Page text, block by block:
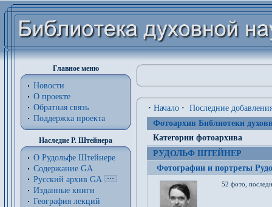
Главное меню
Новости
О проекте
Обратная связь
Поддержка проекта
Наследие Р. Штейнера
О Рудольфе Штейнере
Содержание GA
Русский архив GA
Изданные книги
География лекций
· Начало · Последние
Фотоархив Библиотеки
Категории фотоархива
РУДОЛЬФ ШТЕЙНЕР
Фотографии и портреты
52 фото,